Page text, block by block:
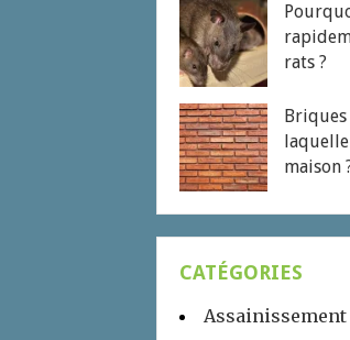
rats ?
maison
CATÉGORIES
Assainissement